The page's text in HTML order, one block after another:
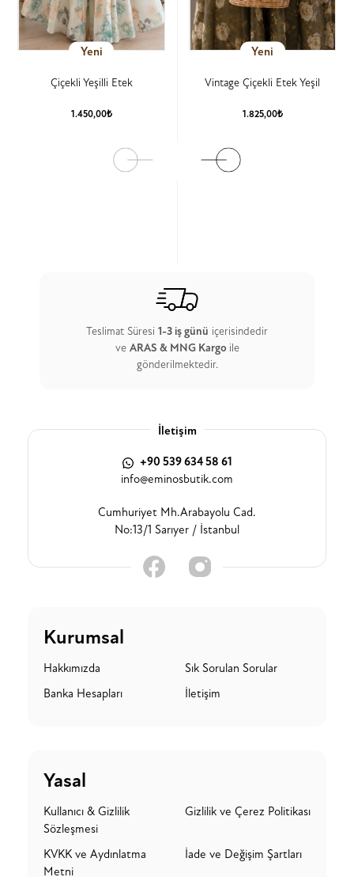
Yeni
Çiçekli Yeşilli Etek
1.450,00₺
Yeni
Vintage Çiçekli Etek Yeşil
1.825,00₺
Teslimat Süresi 1-3 iş günü içerisindedir
ve ARAS & MNG Kargo ile
gönderilmektedir.
İletişim
+90 539 634 58 61
info@eminosbutik.com
Cumhuriyet Mh.Arabayolu Cad.
No:13/1 Sarıyer / İstanbul
Kurumsal
Hakkımızda
Sık Sorulan Sorular
Banka Hesapları
İletişim
Yasal
Kullanıcı & Gizlilik
Sözleşmesi
Gizlilik ve Çerez Politikası
KVKK ve Aydınlatma
Metni
İade ve Değişim Şartları